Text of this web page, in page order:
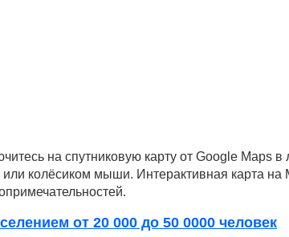
на спутниковую карту от Google Maps
колёсиком мыши. Интерактивная карта
от 20 000 до 50 0000 человек